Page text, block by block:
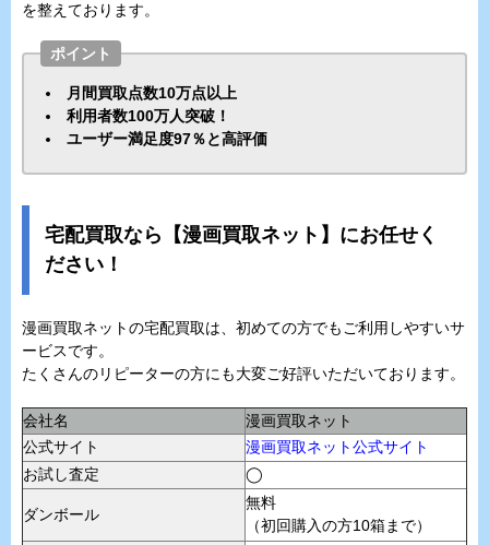
を整えております。
ポイント
月間買取点数10万点以上
利用者数100万人突破！
ユーザー満足度97％と高評価
宅配買取なら【漫画買取ネット】にお任せく
ださい！
漫画買取ネットの宅配買取は、初めての方でもご利用しやすいサ
ービスです。
たくさんのリピーターの方にも大変ご好評いただいております。
会社名
漫画買取ネット
公式サイト
漫画買取ネット公式サイト
お試し査定
◯
ダンボール
無料
（初回購入の方10箱まで）